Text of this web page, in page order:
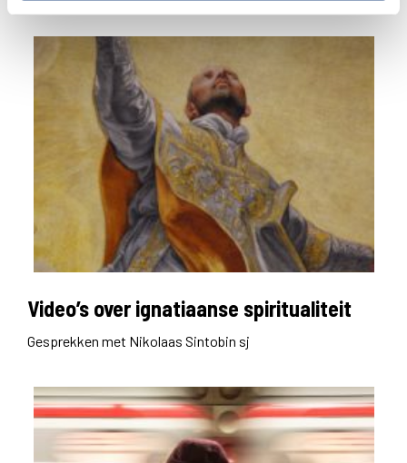
Video’s over ignatiaanse spiritualiteit
Gesprekken met Nikolaas Sintobin sj